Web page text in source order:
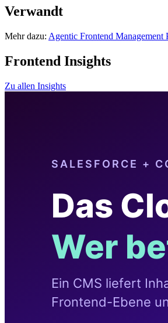
Verwandt
Mehr dazu: Agentic Frontend Management
Frontend Insights
Zu allen Insights